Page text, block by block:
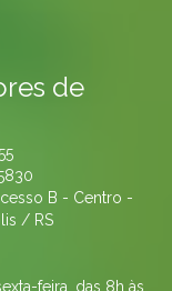
de
B - Centro -
/ RS
feira, das 8h às